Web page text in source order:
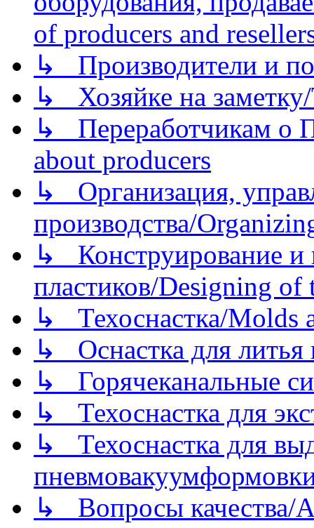
of producers and
↳ Производители и
↳ Хозяйке на
↳ Переработчикам о
about producers
↳ Организация,
производства/
↳ Конструирование и
пластиков/Designing of
↳ Техоснастка/Molds
↳ Оснастка для литья
↳ Горячеканальные
↳ Техоснастка для
↳ Техоснастка для
↳ Вопросы качества/